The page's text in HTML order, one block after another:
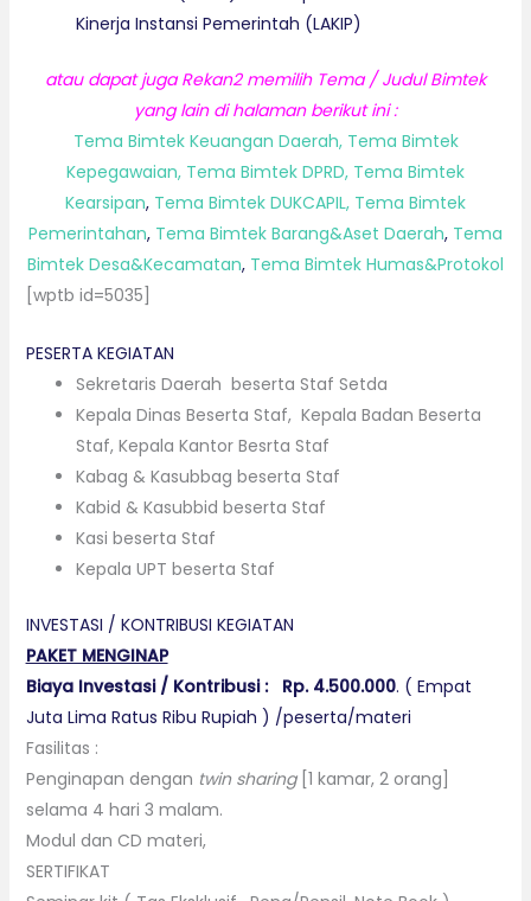
Kinerja Instansi Pemerintah (LAKIP)
atau dapat jugaRekan2 memilih Tema / Judul Bimtek
yang lain di halaman berikut ini :
Tema Bimtek Keuangan Daerah, Tema Bimtek
Kepegawaian, Tema Bimtek DPRD, Tema Bimtek
Kearsipan, Tema Bimtek DUKCAPIL, Tema Bimtek
Pemerintahan, Tema Bimtek Barang&Aset Daerah, Tema
Bimtek Desa&Kecamatan, Tema Bimtek Humas&Protokol
[wptb id=5035]
PESERTA KEGIATAN
Sekretaris Daerah beserta Staf Setda
Kepala Dinas Beserta Staf, Kepala Badan Beserta
Staf, Kepala Kantor Besrta Staf
Kabag & Kasubbag beserta Staf
Kabid & Kasubbid beserta Staf
Kasi beserta Staf
Kepala UPT beserta Staf
INVESTASI / KONTRIBUSI KEGIATAN
PAKET MENGINAP
Biaya Investasi / Kontribusi :
Rp. 4.500.000. ( Empat
Juta Lima Ratus Ribu Rupiah ) /peserta/materi
Fasilitas :
Penginapan dengan twin sharing[1 kamar, 2 orang]
selama 4 hari 3 malam.
Modul dan CD materi,
SERTIFIKAT